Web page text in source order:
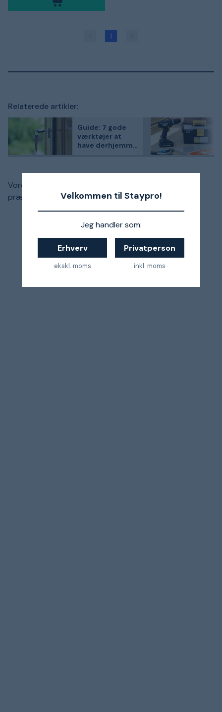
Velkommen til Staypro!
Jeg handler som:
Erhverv
ekskl. moms
Privatperson
inkl. moms
1
Relaterede artikler:
Guide: 7 gode
værktøjer at
have derhjemme
Vores udvalg af bløde opbevaringstasker er
præsenteret nedenfor.